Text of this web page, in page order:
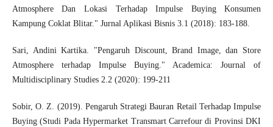
Atmosphere Dan Lokasi Terhadap Impulse Buying Konsumen
Kampung Coklat Blitar." Jurnal Aplikasi Bisnis 3.1 (2018): 183-188.
Sari, Andini Kartika. "Pengaruh Discount, Brand Image, dan Store
Atmosphere terhadap Impulse Buying." Academica: Journal of
Multidisciplinary Studies 2.2 (2020): 199-211
Sobir, O. Z. (2019). Pengaruh Strategi Bauran Retail Terhadap Impulse
Buying (Studi Pada Hypermarket Transmart Carrefour di Provinsi DKI